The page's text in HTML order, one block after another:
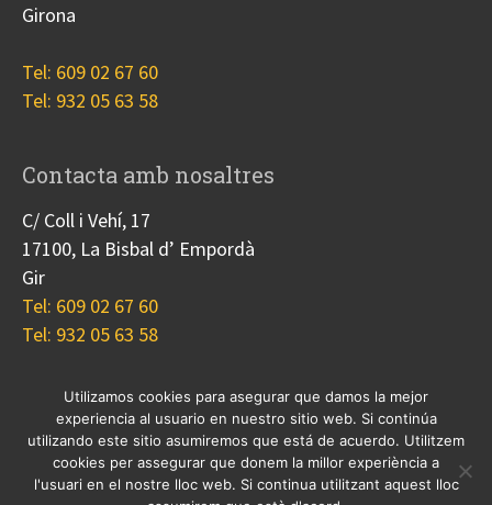
Girona
Tel: 609 02 67 60
Tel: 932 05 63 58
Contacta amb nosaltres
C/ Coll i Vehí, 17
17100, La Bisbal d’ Empordà
Gir
Tel: 609 02 67 60
Tel: 932 05 63 58
Nosotros Proyectos Blog
Contacto
Cookies
Utilizamos cookies para asegurar que damos la mejor
experiencia al usuario en nuestro sitio web. Si continúa
utilizando este sitio asumiremos que está de acuerdo. Utilitzem
cookies per assegurar que donem la millor experiència a
l'usuari en el nostre lloc web. Si continua utilitzant aquest lloc